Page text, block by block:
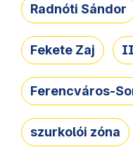
Radnóti Sándor
Fekete Zaj
Ferencváros-
szurkolói zóna